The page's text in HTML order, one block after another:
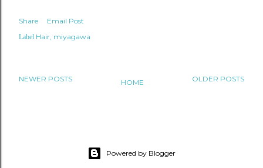
Share Email Post
Label Hair miyagawa
NEWER POSTS OLDER POSTS
HOME
Powered by Blogger